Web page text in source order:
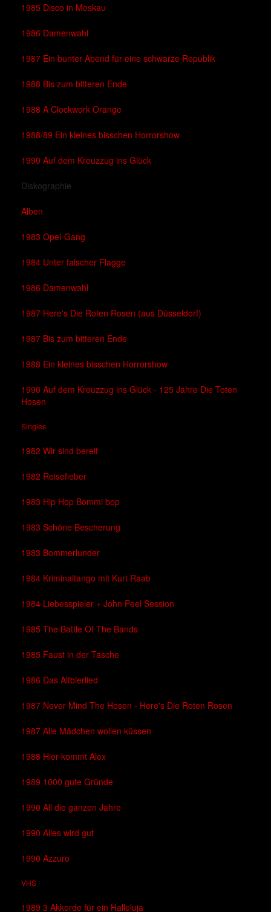
1985 Disco in Moskau
1986 Damenwahl
1987 Ein bunter Abend für eine schwarze Republik
1988 Bis zum bitteren Ende
1988 A Clockwork Orange
1988/89 Ein kleines bisschen Horrorshow
1990 Auf dem Kreuzzug ins Glück
Diskographie
Alben
1983 Opel-Gang
1984 Unter falscher Flagge
1986 Damenwahl
1987 Here's Die Roten Rosen (aus Düsseldorf)
1987 Bis zum bitteren Ende
1988 Ein kleines bisschen Horrorshow
1990 Auf dem Kreuzzug ins Glück - 125 Jahre Die Toten
Hosen
Singles
1982 Wir sind bereit
1982 Reisefieber
1983 Hip Hop Bommi bop
1983 Schöne Bescherung
1983 Bommerlunder
1984 Kriminaltango mit Kurt Raab
1984 Liebesspieler + John Peel Session
1985 The Battle Of The Bands
1985 Faust in der Tasche
1986 Das Altbierlied
1987 Never Mind The Hosen - Here's Die Roten Rosen
1987 Alle Mädchen wollen küssen
1988 Hier kommt Alex
1989 1000 gute Gründe
1990 All die ganzen Jahre
1990 Alles wird gut
1990 Azzuro
VHS
1989 3 Akkorde für ein Halleluja